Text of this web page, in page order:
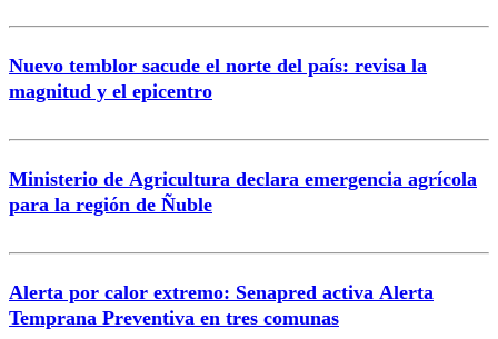
Nuevo temblor sacude el norte del país: revisa la
magnitud y el epicentro
Ministerio de Agricultura declara emergencia agrícola
para la región de Ñuble
Alerta por calor extremo: Senapred activa Alerta
Temprana Preventiva en tres comunas